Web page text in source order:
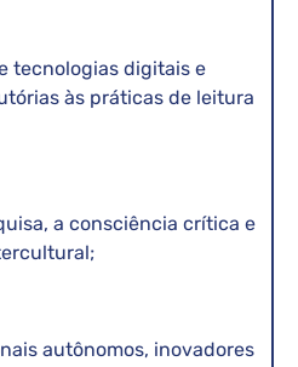
tecnologias digitais e
às práticas de leitura
a consciência crítica e
autônomos, inovadores